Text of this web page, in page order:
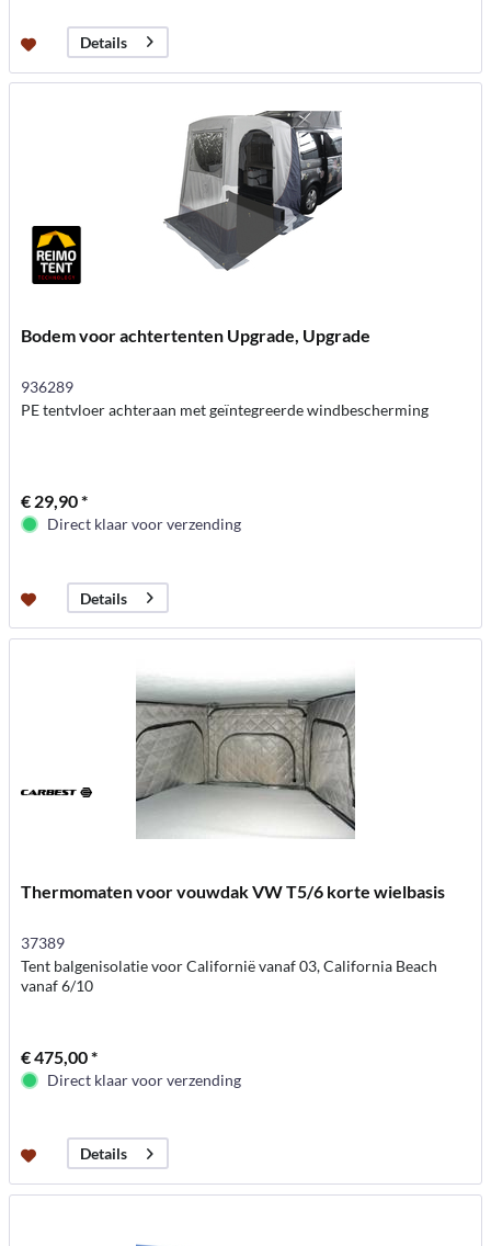
Details
Bodem voor achtertenten Upgrade, Upgrade
936289
PE tentvloer achteraan met geïntegreerde windbescherming
€ 29,90 *
Direct klaar voor verzending
Details
Thermomaten voor vouwdak VW T5/6 korte wielbasis
37389
Tent balgenisolatie voor Californië vanaf 03, California Beach
vanaf 6/10
€ 475,00 *
Direct klaar voor verzending
Details